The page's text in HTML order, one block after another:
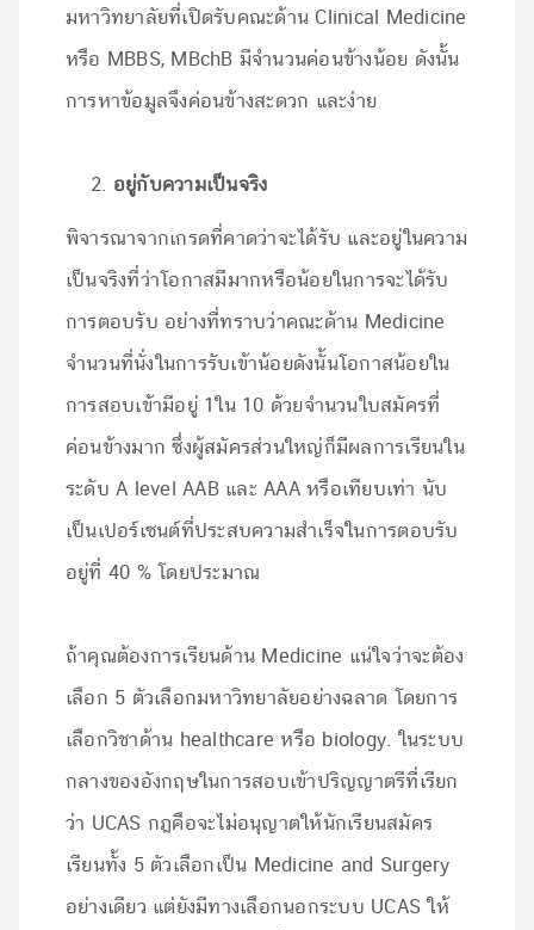
มหาวิทยาลัยที่เปิดรับคณะด้าน Clinical Medicine
หรือ MBBS, MBchB มีจำนวนค่อนข้างน้อย ดังนั้น
การหาข้อมูลจึงค่อนข้างสะดวก และง่าย
อยู่กับความเป็นจริง
พิจารณาจากเกรดที่คาดว่าจะได้รับ และอยู่ในความ
เป็นจริงที่ว่าโอกาสมีมากหรือน้อยในการจะได้รับ
การตอบรับ อย่างที่ทราบว่าคณะด้าน Medicine
จำนวนที่นั่งในการรับเข้าน้อยดังนั้นโอกาสน้อยใน
การสอบเข้ามีอยู่ 1ใน 10 ด้วยจำนวนใบสมัครที่
ค่อนข้างมาก ซึ่งผู้สมัครส่วนใหญ่ก็มีผลการเรียนใน
ระดับ A level AAB และ AAA หรือเทียบเท่า นับ
เป็นเปอร์เซนต์ที่ประสบความสำเร็จในการตอบรับ
อยู่ที่ 40 % โดยประมาณ
ถ้าคุณต้องการเรียนด้าน Medicine แน่ใจว่าจะต้อง
เลือก 5 ตัวเลือกมหาวิทยาลัยอย่างฉลาด โดยการ
เลือกวิชาด้าน healthcare หรือ biology. ในระบบ
กลางของอังกฤษในการสอบเข้าปริญญาตรีที่เรียก
ว่า UCAS กฎคือจะไม่อนุญาตให้นักเรียนสมัคร
เรียนทั้ง 5 ตัวเลือกเป็น Medicine and Surgery
อย่างเดียว แต่ยังมีทางเลือกนอกระบบ UCAS ให้